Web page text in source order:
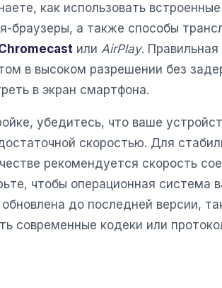
как использовать
браузеры, а также способы
или AirPlay. Правильная
в высоком разрешении без
в экран смартфона.
убедитесь, что ваше
скоростью. Для
рекомендуется скорость
чтобы операционная система
до последней версии,
современные кодеки или